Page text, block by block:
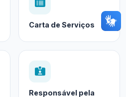
Carta de Serviços
Responsável pela